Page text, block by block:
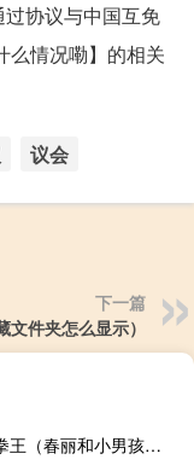
协议与中国互免
么情况嘞】的相关
议会
下一篇
件夹怎么显示）
春丽vs拳王（春丽和小男孩拳馆漫画）